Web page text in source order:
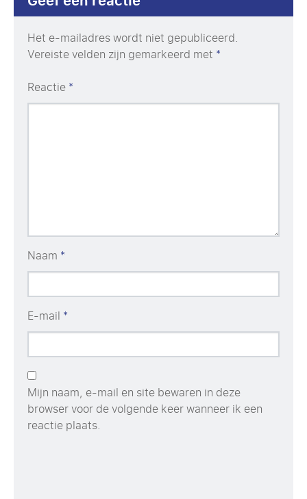
Het e-mailadres wordt niet gepubliceerd.
Vereiste velden zijn gemarkeerd met *
Reactie*
Naam *
E-mail *
Mijn naam, e-mail en site bewaren in deze
browser voor de volgende keer wanneer ik een
reactie plaats.